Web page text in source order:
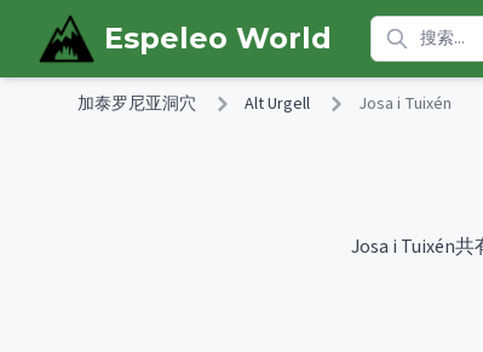
Skip to main content
Espeleo World
加泰罗尼亚洞穴 Alt Urgell Josa i Tuixén
Josa i Tuixén